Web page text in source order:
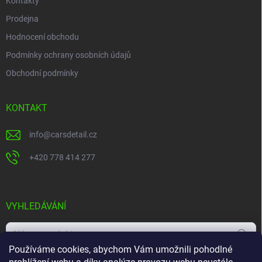
Používáme cookies, abychom Vám umožnili pohodlné
Prodejna
Hodnocení obchodu
Podmínky ochrany osobních údajů
Obchodní podmínky
KONTAKT
info@carsdetail.cz
+420 778 414 277
VYHLEDÁVÁNÍ
Hledat